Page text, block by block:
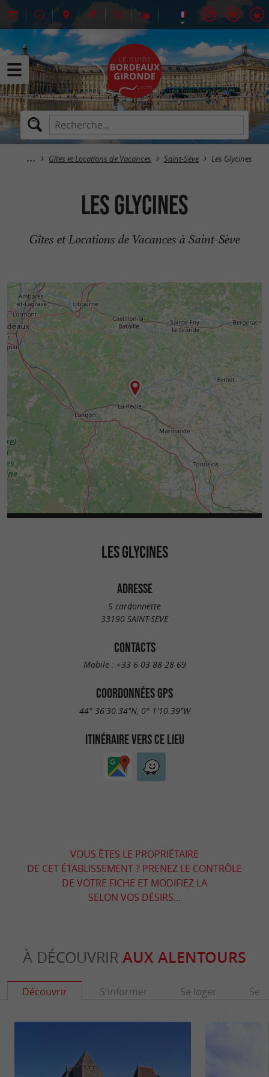
Gîtes et Locations de Vacances Saint-Sève Les Glycines
Les Glycines
Gîtes et Locations de Vacances à Saint-Sève
LES GLYCINES
ADRESSE
5 cardonnette
33190 SAINT-SEVE
CONTACTS
Mobile : +33 6 03 88 28 69
COORDONNÉES GPS
44° 36'30.34"N, 0° 1'10.39"W
ITINÉRAIRE VERS CE LIEU
VOUS ÊTES LE PROPRIÉTAIRE
DE CET ÉTABLISSEMENT ? PRENEZ LE CONTRÔLE
DE VOTRE FICHE ET MODIFIEZ LA
SELON VOS DÉSIRS...
À DÉCOUVRIR AUX ALENTOURS
Découvrir S'informer Se loger Se